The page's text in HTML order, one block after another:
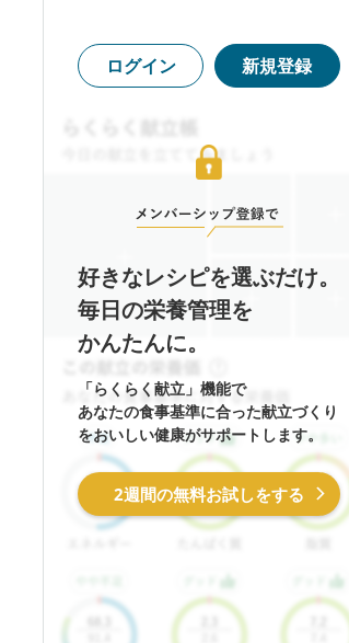
ログイン 新規登録
好きなレシピを選ぶだけ。
毎日の栄養管理を
かんたんに。
「らくらく献立」機能で
あなたの食事基準に合った献立づくり
をおいしい健康がサポートします。
2週間の無料お試しをする